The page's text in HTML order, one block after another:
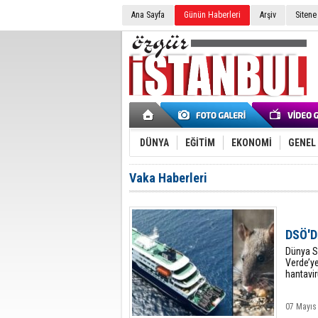
Ana Sayfa Günün Haberleri Arşiv
DÜNYA EĞİTİM EKONOMİ GENEL
Vaka Haberleri
​Dünya
07